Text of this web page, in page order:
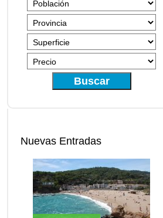
Buscar
Nuevas Entradas